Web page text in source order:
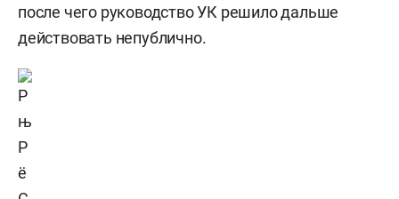
после чего руководство УК решило дальше
действовать непублично.